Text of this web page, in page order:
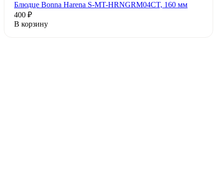
Блюдце Bonna Harena S-MT-HRNGRM04CT, 160 мм
400 ₽
В корзину